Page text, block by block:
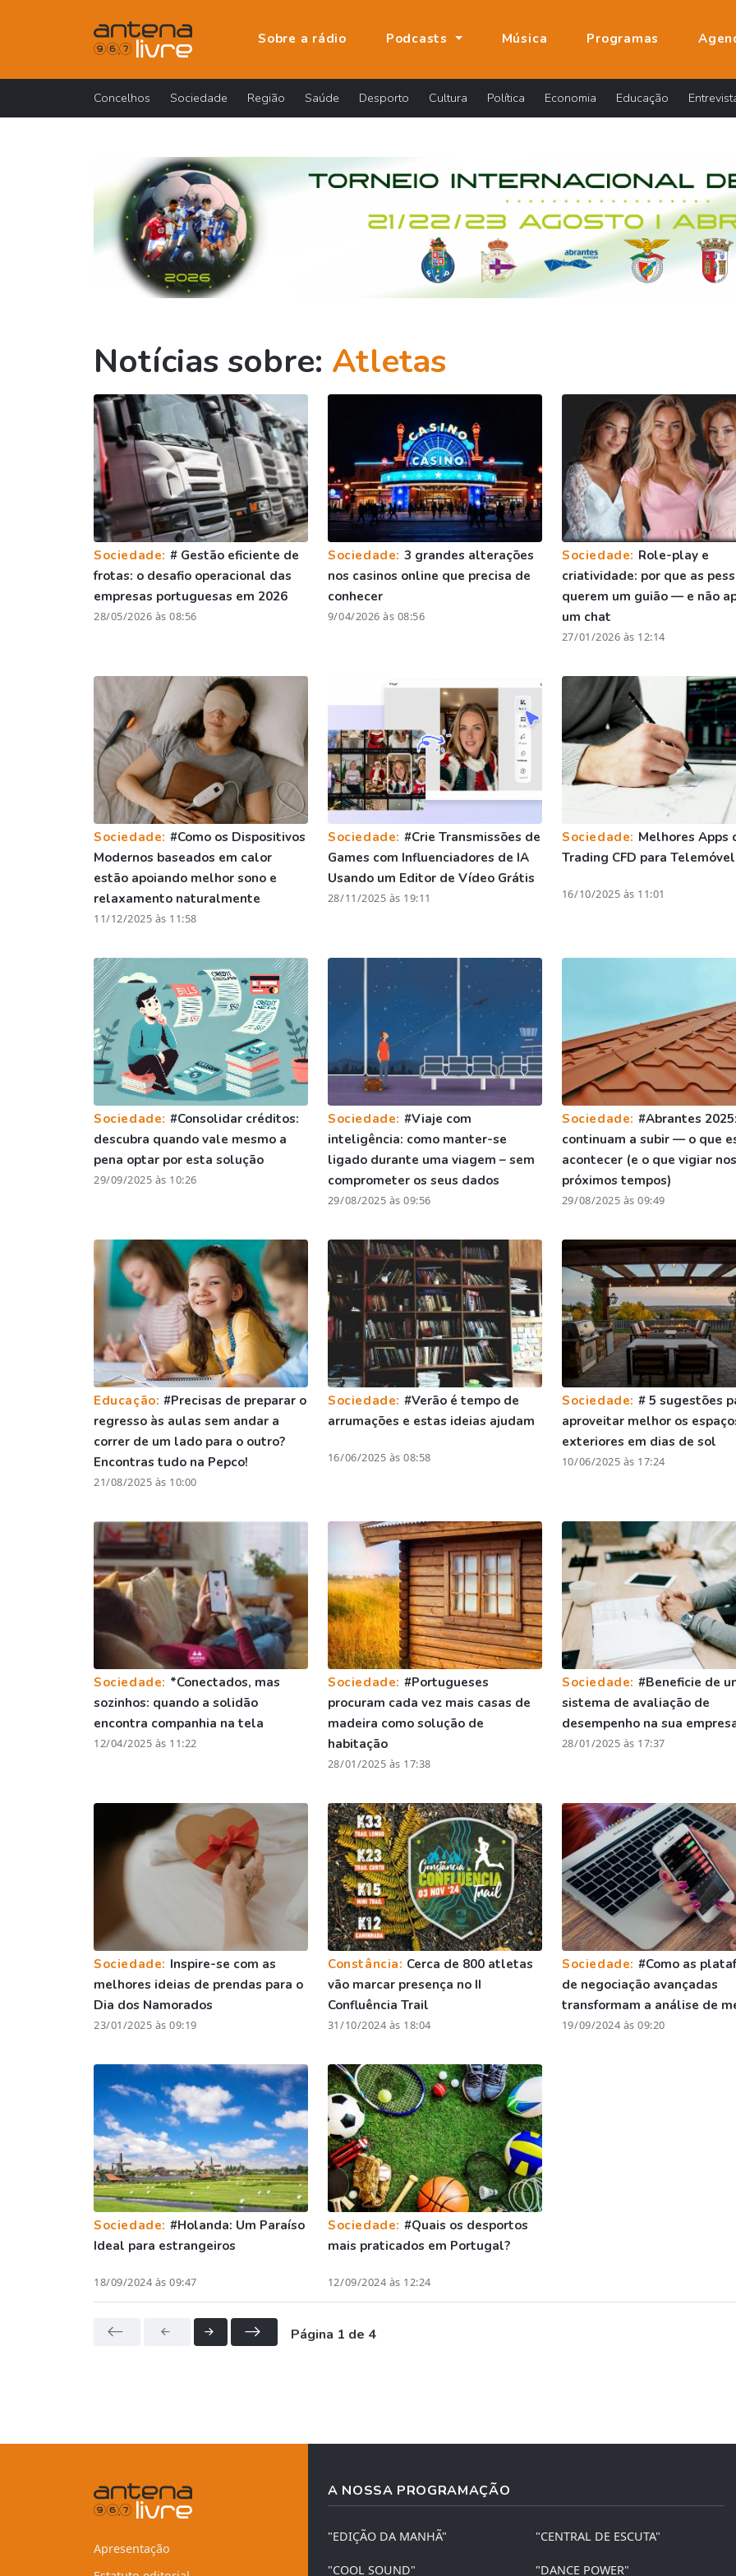
Sobre a rádio Podcasts Música Programas
Concelhos Sociedade Região Saúde Desporto Cultura Política Economia Educação
Notícias sobre: Atletas
Sociedade: # Gestão eficiente de
frotas: o desafio operacional das
empresas portuguesas em 2026
28/05/2026 às 08:56
Sociedade: 3 grandes alterações
nos casinos online que precisa de
conhecer
9/04/2026 às 08:56
Sociedade: Role-play e
criatividade: por que as
querem um guião — e não
um chat
27/01/2026 às 12:14
Sociedade: #Como os Dispositivos
Modernos baseados em calor
estão apoiando melhor sono e
relaxamento naturalmente
11/12/2025 às 11:58
Sociedade: #Crie Transmissões de
Games com Influenciadores de IA
Usando um Editor de Vídeo Grátis
28/11/2025 às 19:11
Sociedade: Melhores Apps
Trading CFD para
16/10/2025 às 11:01
Sociedade: #Consolidar créditos:
descubra quando vale mesmo a
pena optar por esta solução
29/09/2025 às 10:26
Sociedade: #Viaje com
inteligência: como manter-se
ligado durante uma viagem – sem
comprometer os seus dados
29/08/2025 às 09:56
Sociedade: #Abrantes
continuam a subir — o que
acontecer (e o que vigiar nos
próximos tempos)
29/08/2025 às 09:49
Educação:#Precisas de preparar o
regresso às aulas sem andar a
correr de um lado para o outro?
Encontras tudo na Pepco!
21/08/2025 às 10:00
Sociedade: #Verão é tempo de
arrumações e estas ideias ajudam
16/06/2025 às 08:58
Sociedade: # 5 sugestões
aproveitar melhor os
exteriores em dias de sol
10/06/2025 às 17:24
Sociedade: *Conectados, mas
sozinhos: quando a solidão
encontra companhia na tela
12/04/2025 às 11:22
Sociedade: #Portugueses
procuram cada vez mais casas de
madeira como solução de
habitação
28/01/2025 às 17:38
Sociedade: #Beneficie de
sistema de avaliação de
desempenho na sua
28/01/2025 às 17:37
Sociedade: Inspire-se com as
melhores ideias de prendas para o
Dia dos Namorados
23/01/2025 às 09:19
Constância: Cerca de 800 atletas
vão marcar presença no II
Confluência Trail
31/10/2024 às 18:04
Sociedade: #Como as
de negociação avançadas
transformam a análise de
19/09/2024 às 09:20
Sociedade: #Holanda: Um Paraíso
Ideal para estrangeiros
18/09/2024 às 09:47
Sociedade: #Quais os desportos
mais praticados em Portugal?
12/09/2024 às 12:24
Página 1 de 4
Apresentação
A NOSSA PROGRAMAÇÃO
"EDIÇÃO DA MANHÃ" "CENTRAL DE ESCUTA"
"COOL SOUND" "DANCE POWER"